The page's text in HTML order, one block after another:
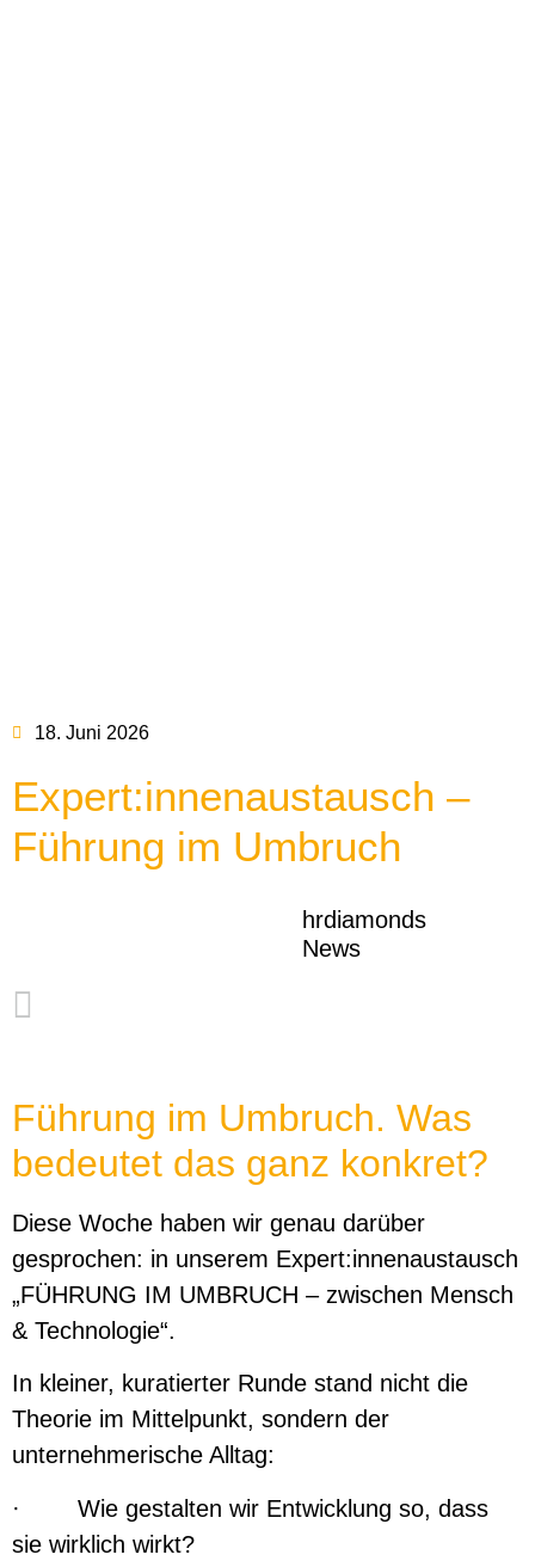
18. Juni 2026
Expert:innenaustausch –
Führung im Umbruch
hrdiamonds
News
Führung im Umbruch. Was
bedeutet das ganz konkret?
Diese Woche haben wir genau darüber
gesprochen: in unserem Expert:innenaustausch
„FÜHRUNG IM UMBRUCH – zwischen Mensch
& Technologie“.
In kleiner, kuratierter Runde stand nicht die
Theorie im Mittelpunkt, sondern der
unternehmerische Alltag:
· Wie gestalten wir Entwicklung so, dass
sie wirklich wirkt?